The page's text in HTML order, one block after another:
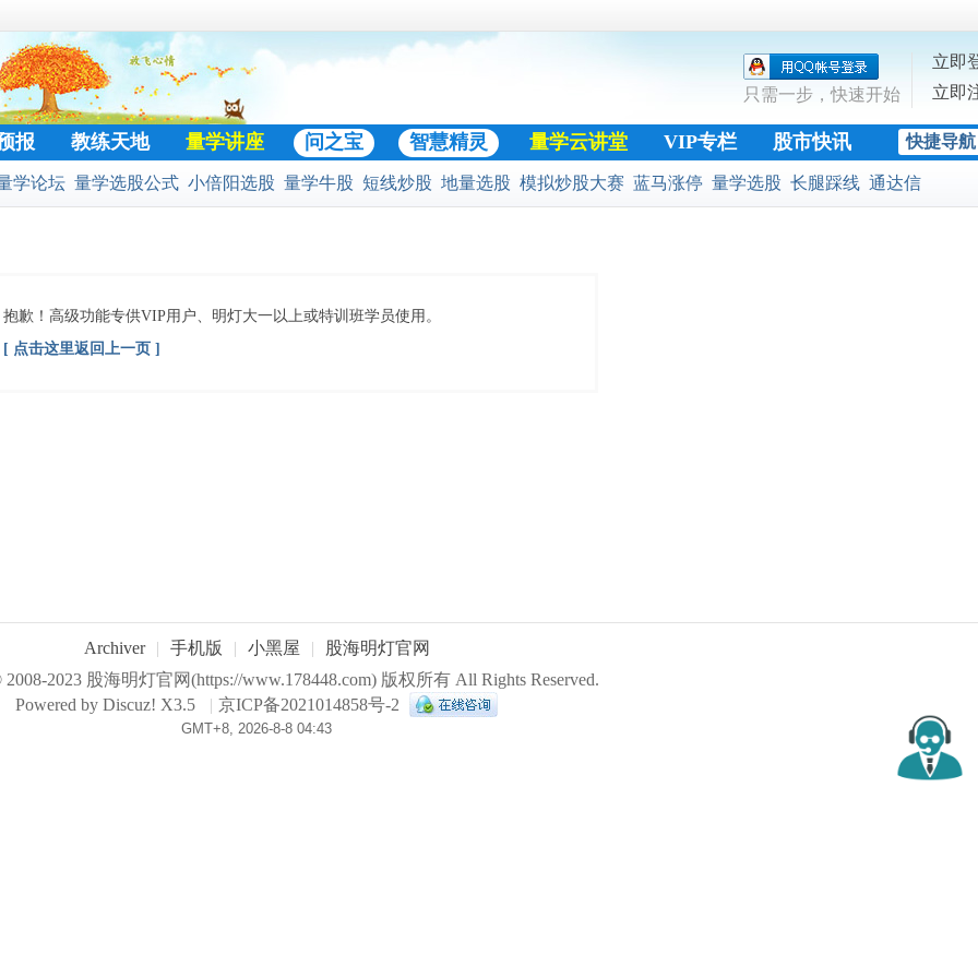
立即
立即
只需一步，快速开始
快捷导航
报 教练天地 量学讲座 问之宝 智慧精灵 量学云讲堂 VIP专栏
股市快讯
股票公式
好贴
学论坛 量学选股公式 小倍阳选股 量学牛股 短线炒股 地量选股 模拟炒股大赛 蓝马涨停 量学选股 长腿踩线 通达信
抱歉！高级功能专供VIP用户、明灯大一以上或特训班学员使用。
[ 点击这里返回上一页 ]
Archiver | 手机版 | 小黑屋 |
股海明灯官网
2023 股海明灯官网(https://www.178448.com) 版权所有 All Rights Reserved.
Powered by Discuz! X3.5 | 京ICP备2021014858号-2
GMT+8, 2026-8-8 04:43